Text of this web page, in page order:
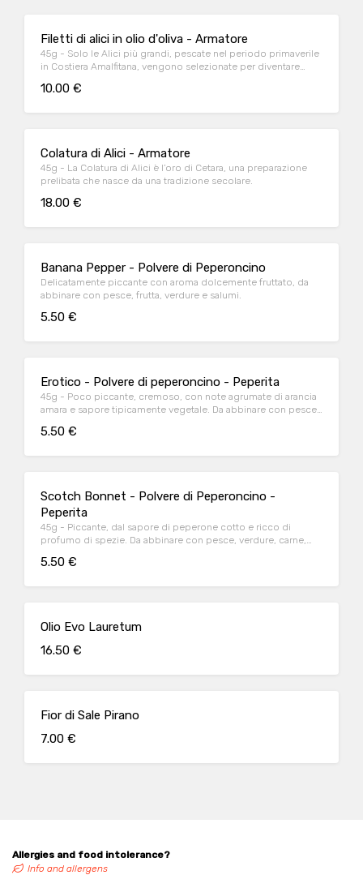
Filetti di alici in olio d'oliva - Armatore
45g - Solo le Alici più grandi, pescate nel periodo primaverile
in Costiera Amalfitana, vengono selezionate per diventare
10.00 €
Colatura di Alici - Armatore
45g - La Colatura di Alici è l’oro di Cetara, una preparazione
prelibata che nasce da una tradizione secolare.
18.00 €
Banana Pepper - Polvere di Peperoncino
Delicatamente piccante con aroma dolcemente fruttato, da
abbinare con pesce, frutta, verdure e salumi.
5.50 €
Erotico - Polvere di peperoncino - Peperita
45g - Poco piccante, cremoso, con note agrumate di arancia
amara e sapore tipicamente vegetale. Da abbinare con pesce,
5.50 €
Scotch Bonnet - Polvere di Peperoncino -
Peperita
45g - Piccante, dal sapore di peperone cotto e ricco di
profumo di spezie. Da abbinare con pesce, verdure, carne,
5.50 €
Olio Evo Lauretum
16.50 €
Fior di Sale Pirano
7.00 €
Allergies and food intolerance?
Info and allergens